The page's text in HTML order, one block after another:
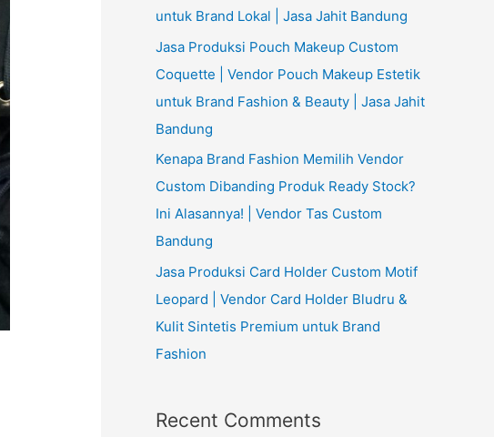
untuk Brand Lokal | Jasa Jahit Bandung
Jasa Produksi Pouch Makeup Custom
Coquette | Vendor Pouch Makeup Estetik
untuk Brand Fashion & Beauty | Jasa Jahit
Bandung
Kenapa Brand Fashion Memilih Vendor
Custom Dibanding Produk Ready Stock?
Ini Alasannya! | Vendor Tas Custom
Bandung
Jasa Produksi Card Holder Custom Motif
Leopard | Vendor Card Holder Bludru &
Kulit Sintetis Premium untuk Brand
Fashion
Recent Comments